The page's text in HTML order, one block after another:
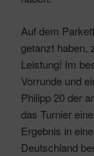
Auf dem
getanzt haben,
Leistung! Im
Vorrunde und
Philipp 20 der
das Turnier
Ergebnis in
Deutschland